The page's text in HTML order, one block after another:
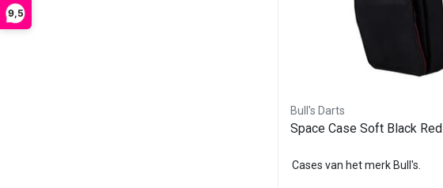
9,5
Bull's Darts
Space Case Soft Black Red
Cases van het merk Bull's.